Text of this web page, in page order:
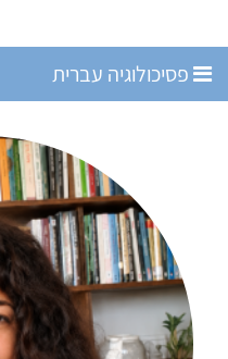
פסיכולוגיה עברית